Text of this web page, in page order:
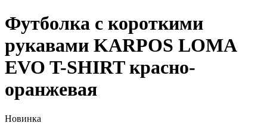
Футболка с короткими
рукавами KARPOS LOMA
EVO T-SHIRT красно-
оранжевая
Новинка